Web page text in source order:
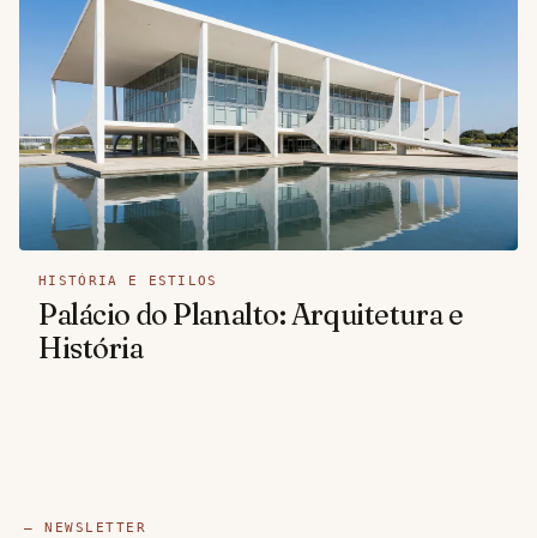
HISTÓRIA E ESTILOS
Palácio do Planalto: Arquitetura e
História
— NEWSLETTER